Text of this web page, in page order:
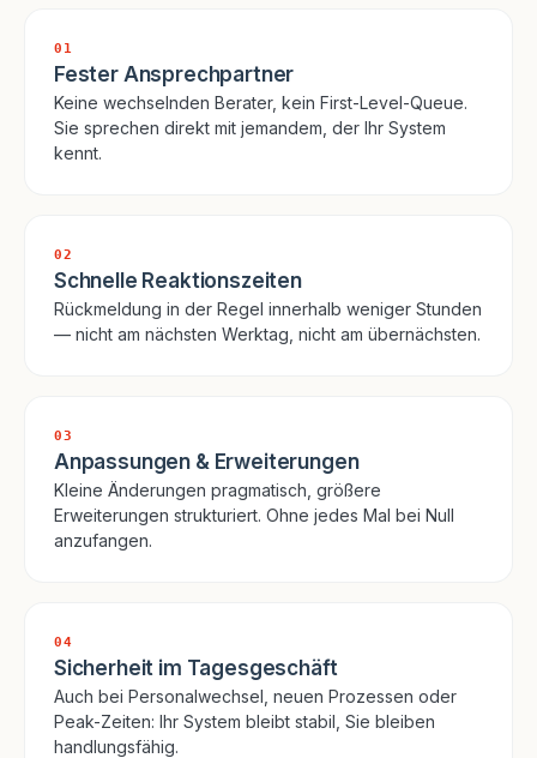
01
Fester Ansprechpartner
Keine wechselnden Berater, kein First-Level-Queue.
Sie sprechen direkt mit jemandem, der Ihr System
kennt.
02
Schnelle Reaktionszeiten
Rückmeldung in der Regel innerhalb weniger Stunden
— nicht am nächsten Werktag, nicht am übernächsten.
03
Anpassungen & Erweiterungen
Kleine Änderungen pragmatisch, größere
Erweiterungen strukturiert. Ohne jedes Mal bei Null
anzufangen.
04
Sicherheit im Tagesgeschäft
Auch bei Personalwechsel, neuen Prozessen oder
Peak-Zeiten: Ihr System bleibt stabil, Sie bleiben
handlungsfähig.